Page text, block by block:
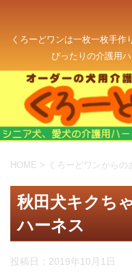
くろーどワンは一枚一枚手作
ぴったりの介護用
HOME > くろーどワンからの
秋田犬キクち
ハーネス
投稿日： 2019年10月1日